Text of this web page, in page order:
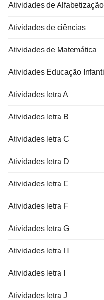
Atividades de Alfabetização
Atividades de ciências
Atividades de Matemática
Atividades Educação Infantil
Atividades letra A
Atividades letra B
Atividades letra C
Atividades letra D
Atividades letra E
Atividades letra F
Atividades letra G
Atividades letra H
Atividades letra I
Atividades letra J